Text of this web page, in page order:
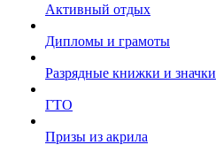
Активный отдых
Дипломы и грамоты
Разрядные книжки и значки
ГТО
Призы из акрила